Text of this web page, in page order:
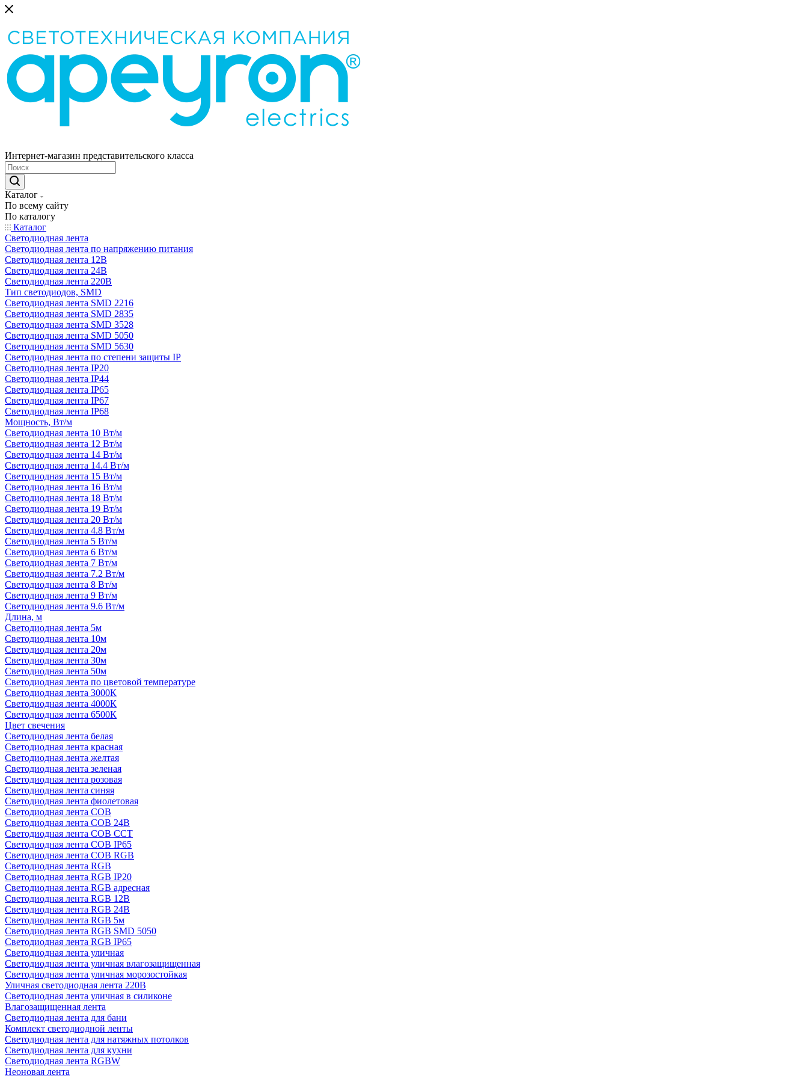
Интернет-магазин представительского класса
Каталог
По всему сайту
По каталогу
Каталог
Светодиодная лента
Светодиодная лента по напряжению питания
Светодиодная лента 12В
Светодиодная лента 24В
Светодиодная лента 220В
Тип светодиодов, SMD
Cветодиодная лента SMD 2216
Светодиодная лента SMD 2835
Светодиодная лента SMD 3528
Светодиодная лента SMD 5050
Светодиодная лента SMD 5630
Светодиодная лента по степени защиты IP
Светодиодная лента IP20
Светодиодная лента IP44
Светодиодная лента IP65
Светодиодная лента IP67
Светодиодная лента IP68
Мощность, Вт/м
Светодиодная лента 10 Вт/м
Светодиодная лента 12 Вт/м
Светодиодная лента 14 Вт/м
Светодиодная лента 14.4 Вт/м
Светодиодная лента 15 Вт/м
Светодиодная лента 16 Вт/м
Светодиодная лента 18 Вт/м
Светодиодная лента 19 Вт/м
Светодиодная лента 20 Вт/м
Светодиодная лента 4.8 Вт/м
Светодиодная лента 5 Вт/м
Светодиодная лента 6 Вт/м
Светодиодная лента 7 Вт/м
Светодиодная лента 7.2 Вт/м
Светодиодная лента 8 Вт/м
Светодиодная лента 9 Вт/м
Светодиодная лента 9.6 Вт/м
Длина, м
Светодиодная лента 5м
Светодиодная лента 10м
Светодиодная лента 20м
Светодиодная лента 30м
Светодиодная лента 50м
Светодиодная лента по цветовой температуре
Светодиодная лента 3000К
Светодиодная лента 4000К
Светодиодная лента 6500К
Цвет свечения
Светодиодная лента белая
Светодиодная лента красная
Светодиодная лента желтая
Светодиодная лента зеленая
Светодиодная лента розовая
Светодиодная лента синяя
Светодиодная лента фиолетовая
Светодиодная лента COB
Светодиодная лента COB 24В
Светодиодная лента COB CCT
Светодиодная лента COB IP65
Светодиодная лента COB RGB
Светодиодная лента RGB
Светодиодная лента RGB IP20
Светодиодная лента RGB адресная
Светодиодная лента RGB 12В
Светодиодная лента RGB 24В
Светодиодная лента RGB 5м
Светодиодная лента RGB SMD 5050
Светодиодная лента RGB IP65
Светодиодная лента уличная
Светодиодная лента уличная влагозащищенная
Светодиодная лента уличная морозостойкая
Уличная светодиодная лента 220В
Светодиодная лента уличная в силиконе
Влагозащищенная лента
Светодиодная лента для бани
Комплект светодиодной ленты
Светодиодная лента для натяжных потолков
Светодиодная лента для кухни
Светодиодная лента RGBW
Неоновая лента